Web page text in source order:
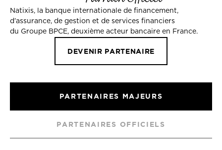
Natixis, la banque internationale de financement,
d’assurance, de gestion et de services financiers
du Groupe BPCE, deuxième acteur bancaire en France.
DEVENIR PARTENAIRE
PARTENAIRES MAJEURS
PARTENAIRES OFFICIELS